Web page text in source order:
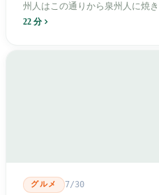
州人はこの通りから泉州人に焼
清は下樹林に大東路・大南路・
22 分
グルメ 7/30